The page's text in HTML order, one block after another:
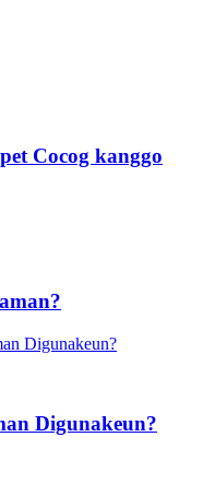
Cocog kanggo
Digunakeun?